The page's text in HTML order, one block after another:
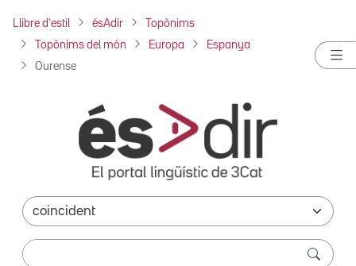
Llibre d'estil ésAdir Topònims
Topònims del món Europa Espanya
Ourense